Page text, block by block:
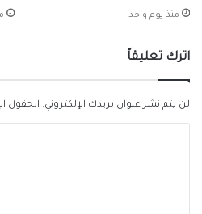
منذ يوم واحد
اترك تعليقاً
لن يتم نشر عنوان بريدك الإلكتروني. الحقول